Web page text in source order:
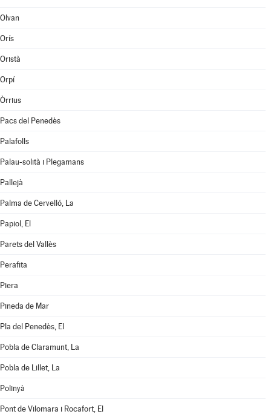
Olvan
Orís
Oristà
Orpí
Òrrius
Pacs del Penedès
Palafolls
Palau-solità i Plegamans
Pallejà
Palma de Cervelló, La
Papiol, El
Parets del Vallès
Perafita
Piera
Pineda de Mar
Pla del Penedès, El
Pobla de Claramunt, La
Pobla de Lillet, La
Polinyà
Pont de Vilomara i Rocafort, El